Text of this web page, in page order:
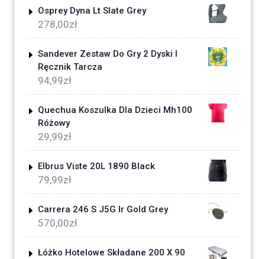
Osprey Dyna Lt Slate Grey
278,00zł
Sandever Zestaw Do Gry 2 Dyski I
Ręcznik Tarcza
94,99zł
Quechua Koszulka Dla Dzieci Mh100
Różowy
29,99zł
Elbrus Viste 20L 1890 Black
79,99zł
Carrera 246 S J5G Ir Gold Grey
570,00zł
Łóżko Hotelowe Składane 200 X 90